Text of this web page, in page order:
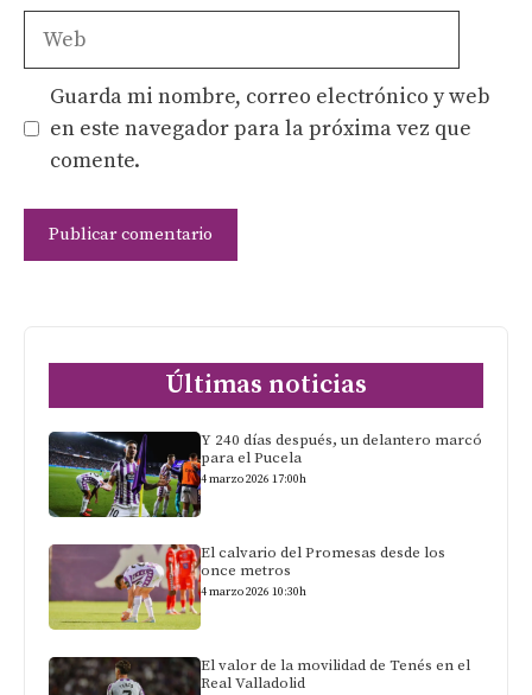
Web
Guarda mi nombre, correo electrónico y web
en este navegador para la próxima vez que
comente.
Últimas noticias
Y 240 días después, un delantero marcó
para el Pucela
4 marzo 2026 17:00h
El calvario del Promesas desde los
once metros
4 marzo 2026 10:30h
El valor de la movilidad de Tenés en el
Real Valladolid